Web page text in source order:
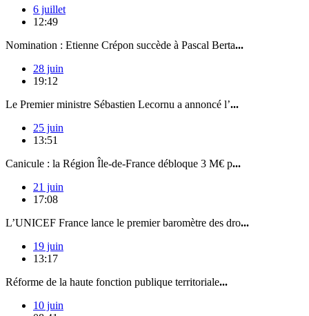
6 juillet
12:49
Nomination : Etienne Crépon succède à Pascal Berta...
28 juin
19:12
Le Premier ministre Sébastien Lecornu a annoncé l’...
25 juin
13:51
Canicule : la Région Île-de-France débloque 3 M€ p...
21 juin
17:08
L’UNICEF France lance le premier baromètre des dro...
19 juin
13:17
Réforme de la haute fonction publique territoriale...
10 juin